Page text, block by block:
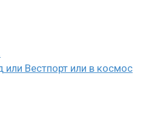
Вестпорт или в космос